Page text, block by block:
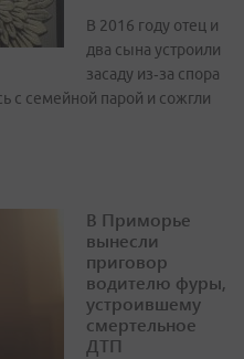
В 2016 году отец и
два сына устроили
засаду из‑за спора
с семейной парой и сожгли
В Приморье
вынесли
приговор
водителю фуры,
устроившему
смертельное
ДТП